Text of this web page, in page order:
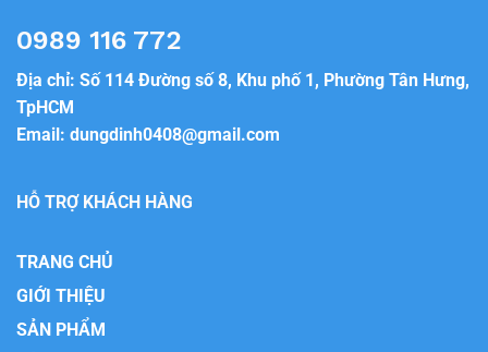
0989 116 772
Địa chỉ: Số 114 Đường số 8, Khu phố 1, Phường Tân Hưng,
TpHCM
Email: dungdinh0408@gmail.com
HỖ TRỢ KHÁCH HÀNG
TRANG CHỦ
GIỚI THIỆU
SẢN PHẨM